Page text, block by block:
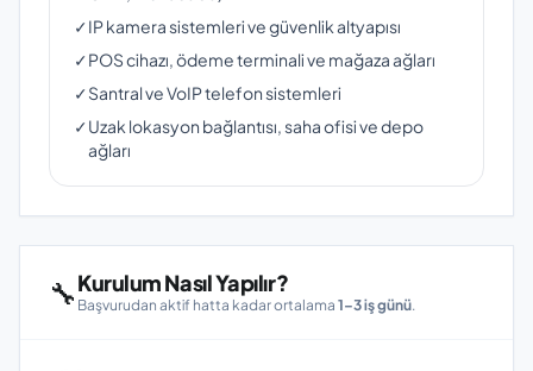
✓IP kamera sistemleri ve güvenlik altyapısı
✓POS cihazı, ödeme terminali ve mağaza ağları
✓Santral ve VoIP telefon sistemleri
✓Uzak lokasyon bağlantısı, saha ofisi ve depo
ağları
🔧Kurulum Nasıl Yapılır?
Başvurudan aktif hatta kadar ortalama 1–3 iş günü.